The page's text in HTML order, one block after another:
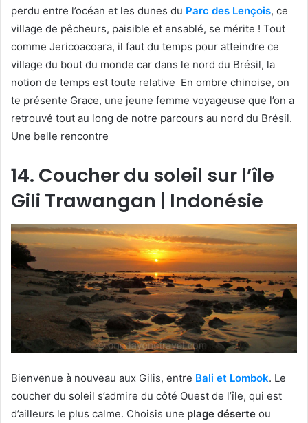
perdu entre l’océan et les dunes du Parc des Lençois, ce
village de pêcheurs, paisible et ensablé, se mérite ! Tout
comme Jericoacoara, il faut du temps pour atteindre ce
village du bout du monde car dans le nord du Brésil, la
notion de temps est toute relative En ombre chinoise, on
te présente Grace, une jeune femme voyageuse que l’on a
retrouvé tout au long de notre parcours au nord du Brésil.
Une belle rencontre
14. Coucher du soleil sur l’île
Gili Trawangan | Indonésie
Bienvenue à nouveau aux Gilis, entre Bali et Lombok. Le
coucher du soleil s’admire du côté Ouest de l’île, qui est
d’ailleurs le plus calme. Choisis une plage déserte ou